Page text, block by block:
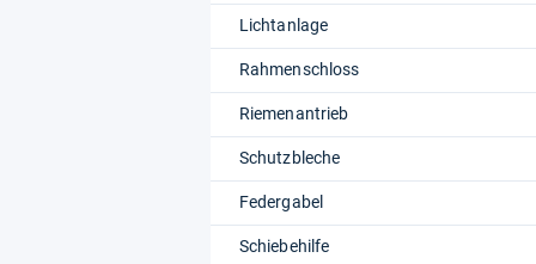
Lichtanlage
Rahmenschloss
Riemenantrieb
Schutzbleche
Federgabel
Schiebehilfe